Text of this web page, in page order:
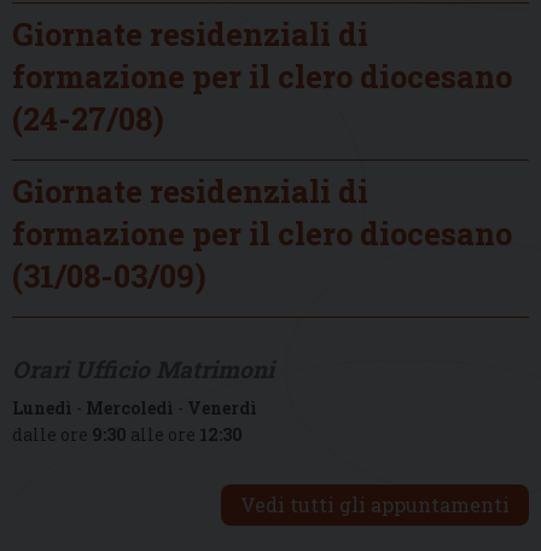
Giornate residenziali di
formazione per il clero diocesano
(24-27/08)
Giornate residenziali di
formazione per il clero diocesano
(31/08-03/09)
Lunedì - Mercoledì - Venerdì
dalle ore 9:30 alle ore 12:30
Vedi tutti gli appuntamenti